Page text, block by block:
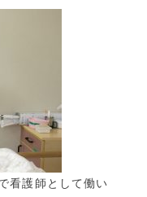
看護師として働い